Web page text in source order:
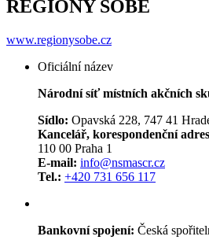
REGIONY SOBĚ
www.regionysobe.cz
Oficiální název
Národní síť místních akčních
Sídlo: Opavská 228, 747 41
Kancelář, korespondenční
110 00 Praha 1
E-mail: info@nsmascr.cz
Tel.: +420 731 656 117
Bankovní spojení: Česká